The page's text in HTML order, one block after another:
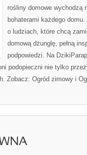
rośliny domowe wychodzą
bohaterami każdego
o ludziach, które chcą
domową dżunglę, pełną
podpowiedzi. Na
podopieczni nie tylko
Zobacz: Ogród zimowy i